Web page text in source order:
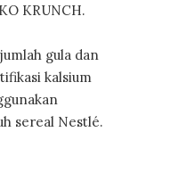
KRUNCH.
gula dan
kalsium
sereal Nestlé.